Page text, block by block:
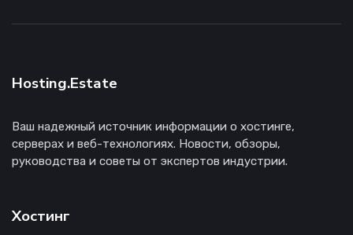
Hosting.Estate
Ваш надежный источник информации о хостинге,
серверах и веб-технологиях. Новости, обзоры,
руководства и советы от экспертов индустрии.
Хостинг